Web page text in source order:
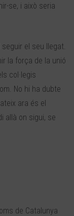
se, i això seria
el seu llegat.
la força de la unió
col·legis
No hi ha dubte
ara és el
allà on sigui, se
de Catalunya